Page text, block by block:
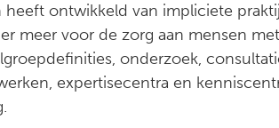
heeft ontwikkeld van impliciete
meer voor de zorg aan mensen
onderzoek,
expertisecentra en